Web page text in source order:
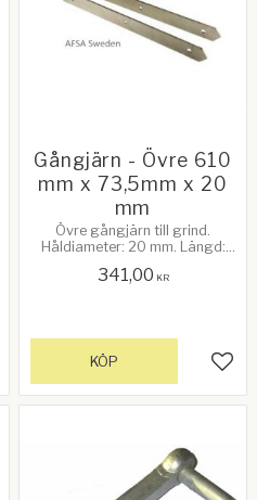
till i favoriter
Gångjärn - Övre 610
mm x 73,5mm x 20
mm
Övre gångjärn till grind.
Håldiameter: 20 mm. Längd:
gafflarna: 73,5 mm.
341,00 KR
KÖP